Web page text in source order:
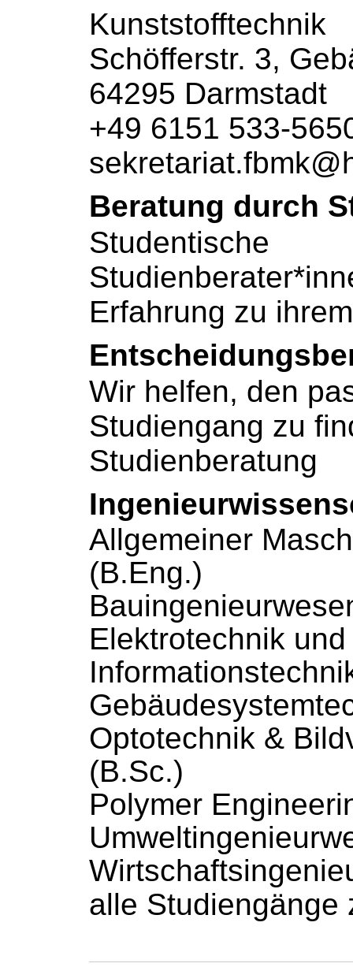
Kunststofftechnik
Schöfferstr. 3,
64295 Darmstadt
+49 6151 533-
Beratung durch
Studentische
Erfahrung zu
Wir helfen, den
Studiengang zu
Studienberatung
Allgemeiner
(B.Eng.)
Elektrotechnik und
Optotechnik &
(B.Sc.)
Polymer
alle Studiengänge